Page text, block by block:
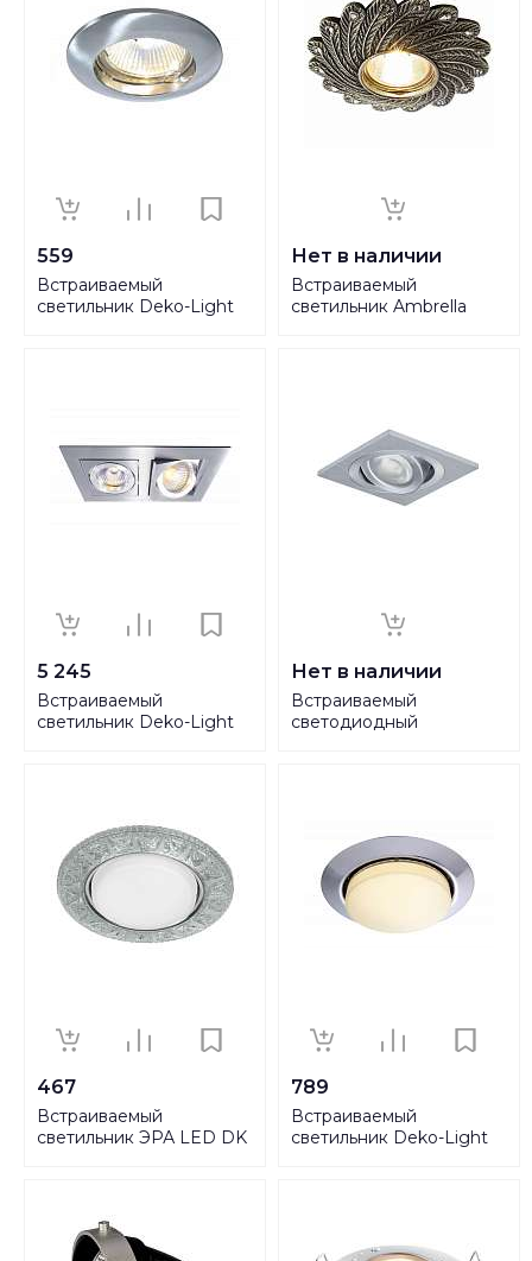
559
Встраиваемый
светильник Deko-Light
Нет в наличии
Встраиваемый
светильник Ambrella
5 245
Встраиваемый
светильник Deko-Light
Нет в наличии
Встраиваемый
светодиодный
467
Встраиваемый
светильник ЭРА LED DK
789
Встраиваемый
светильник Deko-Light